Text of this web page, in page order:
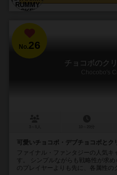
No.26
チョコボのク
Chocobo's
可愛いチョコボ・デブチョコボとク
ファイナル・ファンタジーの人気
す。 シンプルながらも戦略性が求
のプレイヤーよりも先に、各属性の